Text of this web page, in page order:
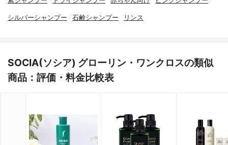
シルバーシャンプー 石鹸シャンプー リンス
SOCIA(ソシア) グローリン・ワンクロスの類似
商品：評価・料金比較表